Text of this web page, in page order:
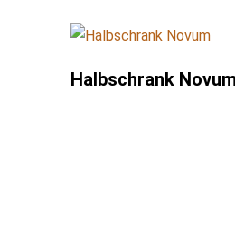
Halbschrank